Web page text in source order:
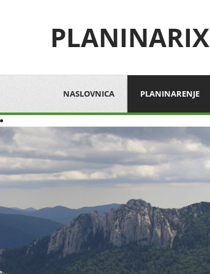
PLANINARIX
NASLOVNICA PLANINARENJE